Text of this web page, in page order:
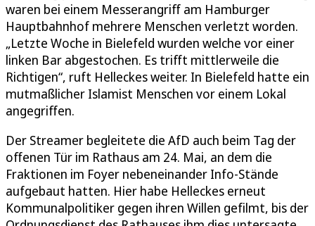
waren bei einem Messerangriff am Hamburger
Hauptbahnhof mehrere Menschen verletzt worden.
„Letzte Woche in Bielefeld wurden welche vor einer
linken Bar abgestochen. Es trifft mittlerweile die
Richtigen“, ruft Helleckes weiter. In Bielefeld hatte ein
mutmaßlicher Islamist Menschen vor einem Lokal
angegriffen.
Der Streamer begleitete die AfD auch beim Tag der
offenen Tür im Rathaus am 24. Mai, an dem die
Fraktionen im Foyer nebeneinander Info-Stände
aufgebaut hatten. Hier habe Helleckes erneut
Kommunalpolitiker gegen ihren Willen gefilmt, bis der